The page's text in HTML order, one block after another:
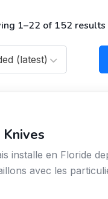
1–22 of 152 results
(latest)
installe en Floride
avec les